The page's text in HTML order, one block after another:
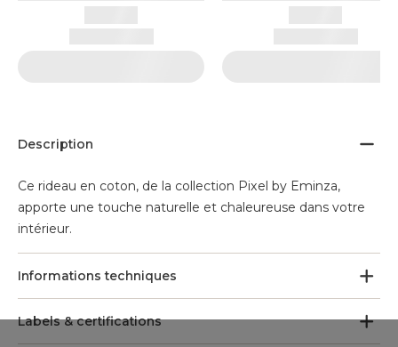
Description
Ce rideau en coton, de la collection Pixel by Eminza,
apporte une touche naturelle et chaleureuse dans votre
intérieur.
Informations techniques
Labels & certifications